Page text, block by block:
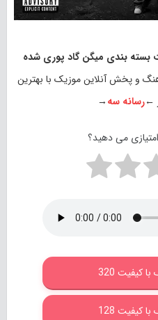
بسته بندی میگن گاد پوری شده
و پخش آنلاین موزیک با بهترین
←رسانه سه→
می دهید؟
کیفیت 320
کیفیت 128